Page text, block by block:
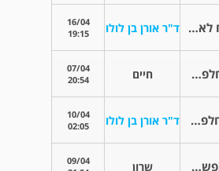
אימוני כוח לאחר פרטס בילדות ד"ר אורן בן לולו
16/04
19:15
ניתוח להחלפת מפרק ברך ופלטפוס? חיים
07/04
20:54
ניתוח להחלפת מפרק ברך ופלטפוס? ד"ר אורן בן לולו
10/04
02:05
כאבים במפשעה (על רקע דלקת פרקים) - MRI שרון
09/04